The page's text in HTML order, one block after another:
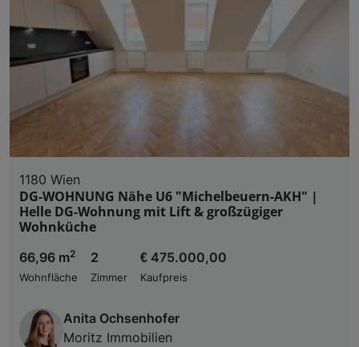
1180 Wien
DG-WOHNUNG Nähe U6 "Michelbeuern-AKH" |
Helle DG-Wohnung mit Lift & großzügiger
Wohnküche
66,96 m2
Wohnfläche
2
Zimmer
€ 475.000,00
Kaufpreis
Anita Ochsenhofer
Moritz Immobilien